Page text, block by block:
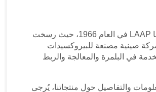
تأسست شركتنا LAAP في العام 1966، حيث رسخت
صينية مصنعة للبيروكسيدات
في البلمرة والمعالجة والربط
والتفاصيل حول منتجاتنا، يُرجى